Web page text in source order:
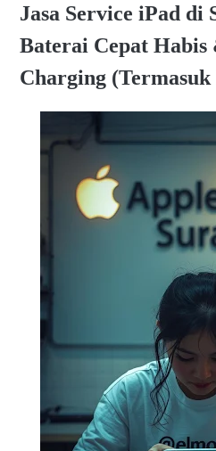
Jasa Service iPad di
Baterai Cepat
Charging